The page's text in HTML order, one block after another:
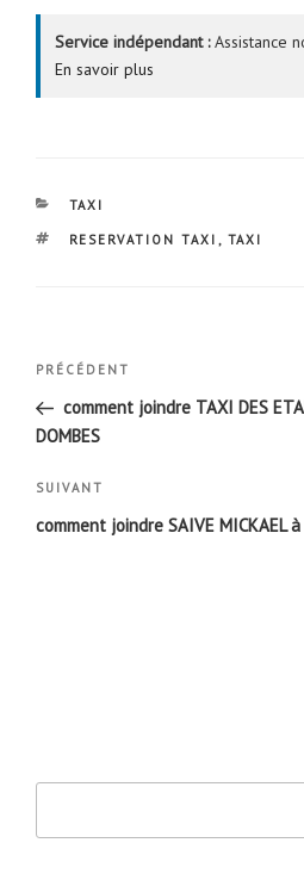
Service indépendant :Assistance
En savoir plus
CATÉGORIES
TAXI
ÉTIQUETTES
RESERVATION TAXI , TAXI
Navigation
l’article
Article
précédent
PRÉCÉDENT
comment joindre TAXI DES
DOMBES
Article
suivant
SUIVANT
comment joindre SAIVE MICKAEL à